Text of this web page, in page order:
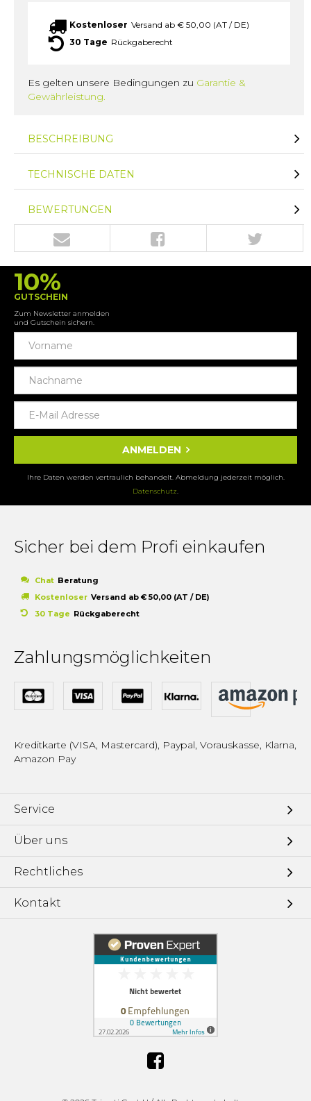
Kostenloser Versand ab € 50,00 (AT / DE)
30 Tage Rückgaberecht
Es gelten unsere Bedingungen zu Garantie &
Gewährleistung.
BESCHREIBUNG
TECHNISCHE DATEN
BEWERTUNGEN
10%
GUTSCHEIN
Zum Newsletter anmelden
und Gutschein sichern.
ANMELDEN
Ihre Daten werden vertraulich behandelt. Abmeldung jederzeit möglich.
Datenschutz
Sicher bei dem Profi einkaufen
Chat Beratung
Kostenloser Versand ab € 50,00 (AT / DE)
30 Tage Rückgaberecht
Zahlungsmöglichkeiten
Kreditkarte (VISA, Mastercard), Paypal, Vorauskasse, Klarna,
Amazon Pay
Service
Über uns
Rechtliches
Kontakt